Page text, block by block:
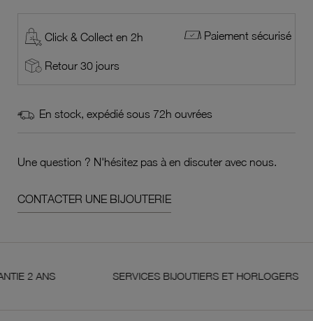
Click & Collect en 2h Paiement sécurisé
Retour 30 jours
En stock, expédié sous 72h ouvrées
Une question ? N'hésitez pas à en discuter avec nous.
CONTACTER UNE BIJOUTERIE
SERVICES BIJOUTIERS ET HORLOGERS